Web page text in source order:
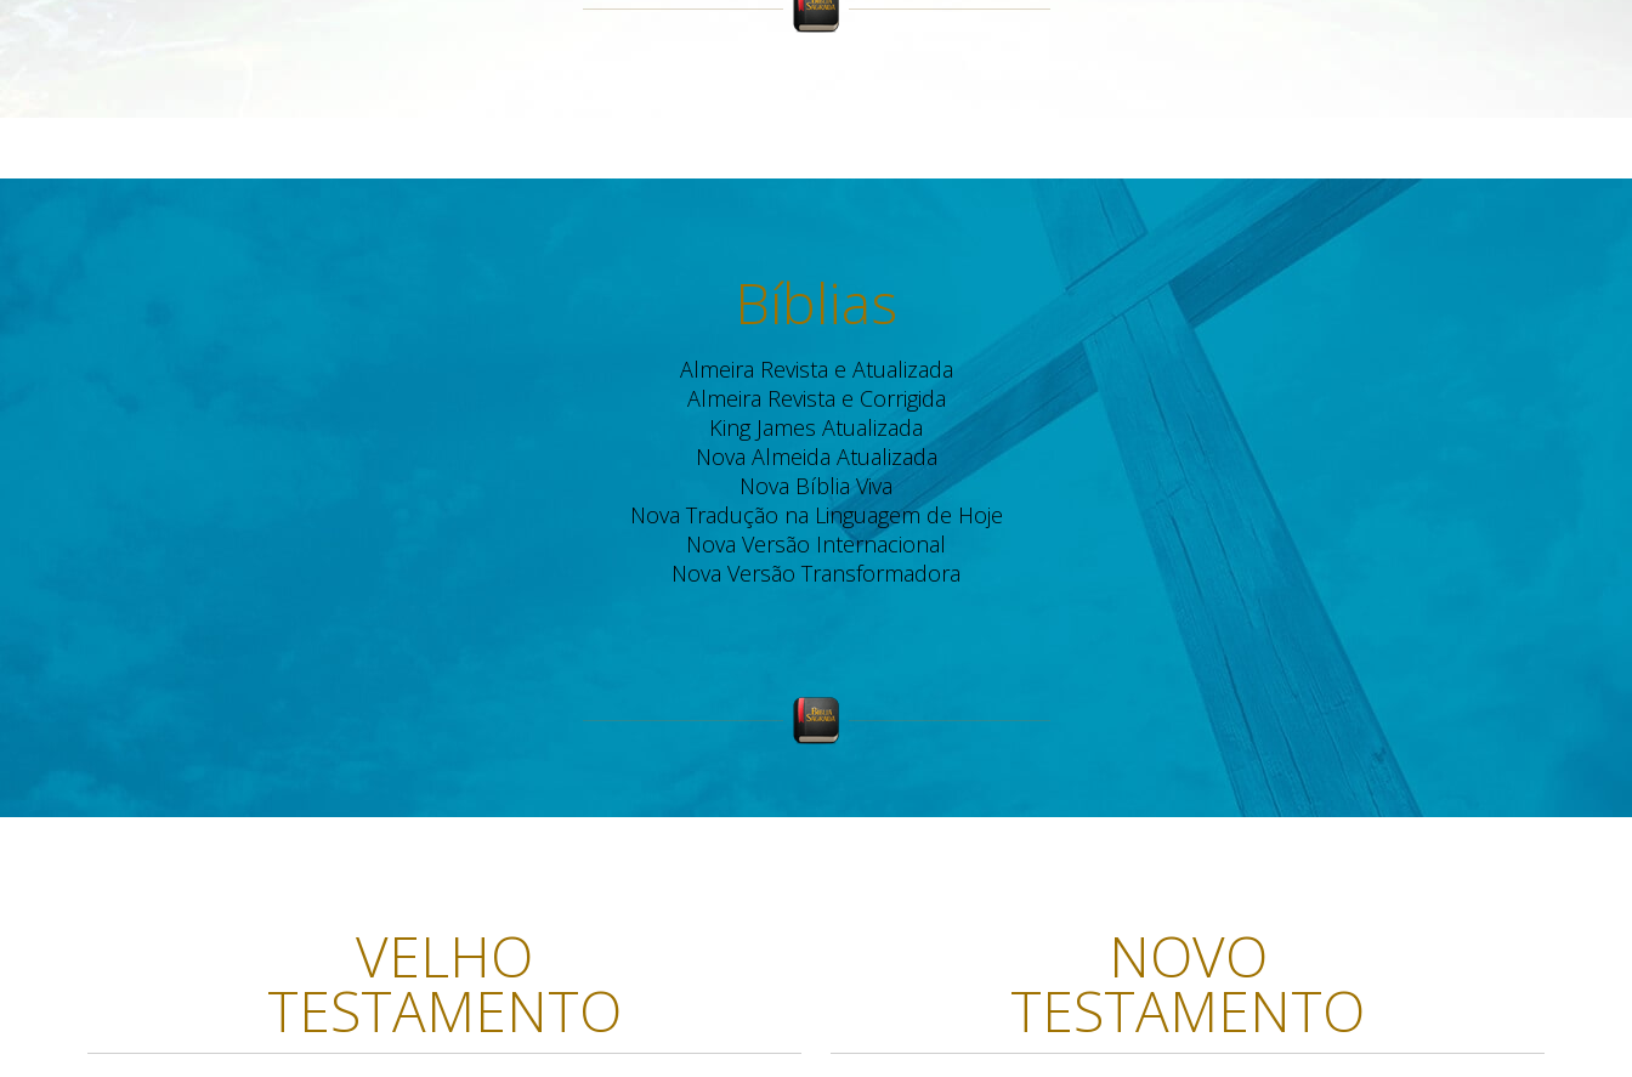
Bíblias
Almeira Revista e Atualizada
Almeira Revista e Corrigida
King James Atualizada
Nova Almeida Atualizada
Nova Bíblia Viva
Nova Tradução na Linguagem de Hoje
Nova Versão Internacional
Nova Versão Transformadora
VELHO
TESTAMENTO
NOVO
TESTAMENTO